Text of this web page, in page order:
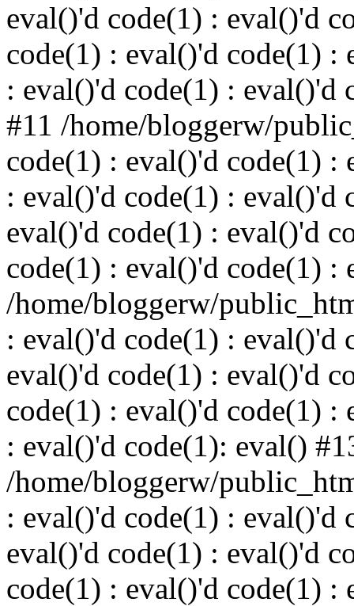
eval()'d code(1) : eval()'d
code(1) : eval()'d code(1) :
: eval()'d code(1) : eval()'d
#11 /home/bloggerw/
code(1) : eval()'d code(1) :
: eval()'d code(1) : eval()'d
eval()'d code(1) : eval()'d
code(1) : eval()'d code(1) :
/home/bloggerw/
: eval()'d code(1) : eval()'d
eval()'d code(1) : eval()'d
code(1) : eval()'d code(1) :
: eval()'d code(1): eval()
/home/bloggerw/
: eval()'d code(1) : eval()'d
eval()'d code(1) : eval()'d
code(1) : eval()'d code(1) :